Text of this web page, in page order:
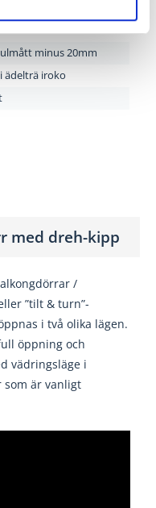
minus 20mm
ädelträ iroko
med dreh-kipp
/
”tilt & turn”-
i två olika lägen.
öppning och
vädringsläge i
som är vanligt